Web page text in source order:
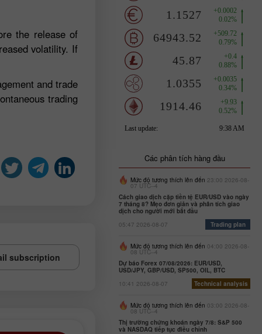
the release of
volatility. If
and trade
trading
subscription
Các phân tích hàng đầu
Mức độ tương thích lên đến 23:00 2026-08-
07 UTC--4
Cách giao dịch cặp tiền tệ EUR/USD vào ngày
7 tháng 8? Mẹo đơn giản và phân tích giao
dịch cho người mới bắt đầu
05:47 2026-08-07
Trading plan
Mức độ tương thích lên đến 04:00 2026-08-
08 UTC--4
Dự báo Forex 07/08/2026: EUR/USD,
USD/JPY, GBP/USD, SP500, OIL, BTC
10:41 2026-08-07
Technical analysis
Mức độ tương thích lên đến 03:00 2026-08-
08 UTC--4
Thị trường chứng khoán ngày 7/8: S&P 500
và NASDAQ tiếp tục điều chỉnh